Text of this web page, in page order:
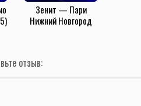
Зенит — Пари
Нижний Новгород
отзыв: